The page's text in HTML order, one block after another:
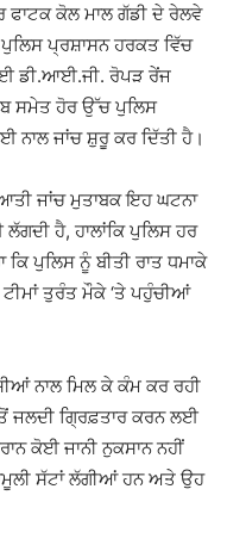
ਫਾਟਕ ਕੋਲ ਮਾਲ ਗੱਡੀ ਦੇ ਰੇਲਵੇ
ਪ੍ਰਸ਼ਾਸਨ ਹਰਕਤ ਵਿੱਚ
ਡੀ.ਆਈ.ਜੀ. ਰੋਪੜ ਰੇਂਜ
ਸਮੇਤ ਹੋਰ ਉੱਚ ਪੁਲਿਸ
ਨਾਲ ਜਾਂਚ ਸ਼ੁਰੂ ਕਰ ਦਿੱਤੀ ਹੈ।
ਜਾਂਚ ਮੁਤਾਬਕ ਇਹ ਘਟਨਾ
ਹੈ, ਹਾਲਾਂਕਿ ਪੁਲਿਸ ਹਰ
ਪੁਲਿਸ ਨੂੰ ਬੀਤੀ ਰਾਤ ਧਮਾਕੇ
ਤੁਰੰਤ ਮੌਕੇ ‘ਤੇ ਪਹੁੰਚੀਆਂ
ਨਾਲ ਮਿਲ ਕੇ ਕੰਮ ਕਰ ਰਹੀ
ਜਲਦੀ ਗ੍ਰਿਫ਼ਤਾਰ ਕਰਨ ਲਈ
ਕੋਈ ਜਾਨੀ ਨੁਕਸਾਨ ਨਹੀਂ
ਸੱਟਾਂ ਲੱਗੀਆਂ ਹਨ ਅਤੇ ਉਹ